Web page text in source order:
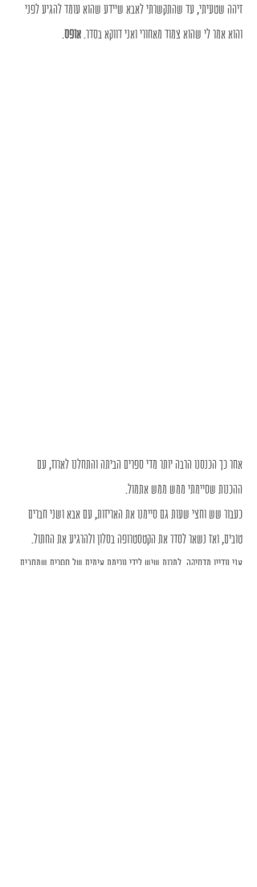
זיהה שטעיתי, עד שהתקשרתי לאבא שיידע שהוא עומד להגיע לפני
והוא אמר לי שהוא צמוד מאחורי ואני דווקא בסדר. אופס.
אחר כך הכנסנו הרבה יותר מדי ספרים הביתה והתחלנו לארוז, עם
ההכנות שסיימתי ממש ממש אתמול.
כעבור שש וחצי שעות גם סיימנו את האריזות, עם אבא ושני חברים
טובים, ואז נשאר לסדר את הקטסטרופה בסלון ולהרגיע את החתול.
אני עדיין מדחיקה. למרות שיש לידי ערימת אימים של ספרים שמחכים